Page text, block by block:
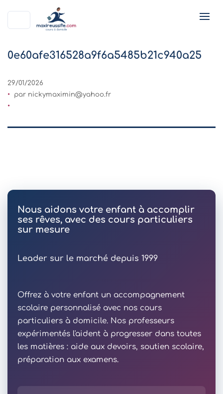
0e60afe316528a9f6a5485b21c940a25
29/01/2026
par nickymaximin@yahoo.fr
Nous aidons votre enfant à accomplir
ses rêves, avec des cours particuliers
sur mesure
Leader sur le marché depuis 1999
Offrez à votre enfant un accompagnement
scolaire personnalisé avec nos cours
particuliers à domicile. Nos professeurs
expérimentés l'aident à progresser dans toutes
les matières : aide aux devoirs, soutien scolaire,
préparation aux examens.